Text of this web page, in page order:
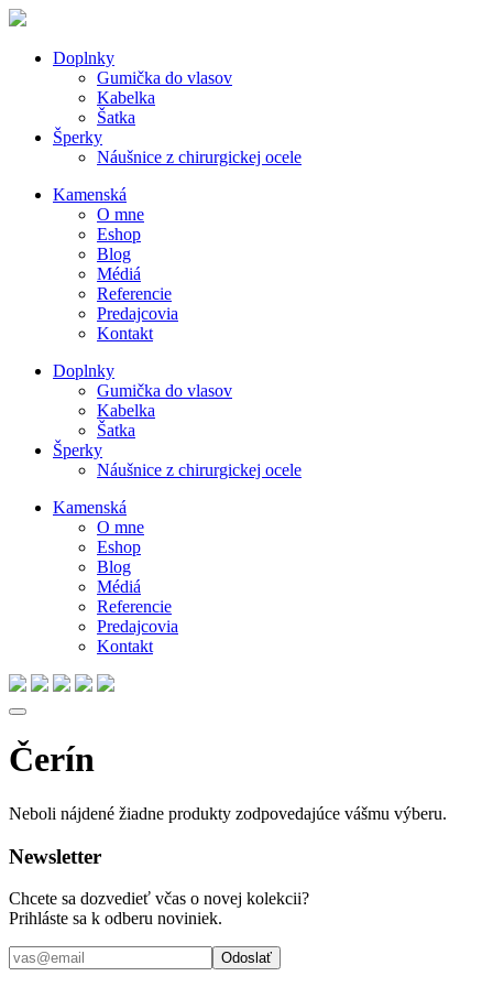
Doplnky
Gumička do vlasov
Kabelka
Šatka
Šperky
Náušnice z chirurgickej ocele
Kamenská
O mne
Eshop
Blog
Médiá
Referencie
Predajcovia
Kontakt
Doplnky
Gumička do vlasov
Kabelka
Šatka
Šperky
Náušnice z chirurgickej ocele
Kamenská
O mne
Eshop
Blog
Médiá
Referencie
Predajcovia
Kontakt
Čerín
Neboli nájdené žiadne produkty zodpovedajúce vášmu výberu.
Newsletter
Chcete sa dozvedieť včas o novej kolekcii?
Prihláste sa k odberu noviniek.
Odoslať